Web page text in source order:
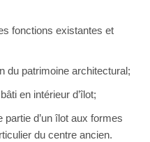
fonctions existantes et
du patrimoine architectural;
en intérieur d’îlot;
partie d’un îlot aux formes
du centre ancien.